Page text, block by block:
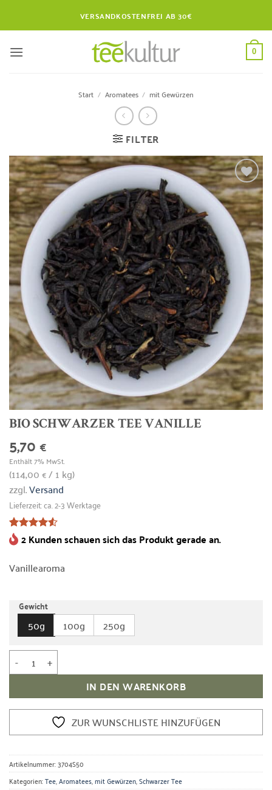
VERSANDKOSTENFREI AB 30€
0
Start / Aromatees / mit Gewürzen
FILTER
Zur
Wunschliste
hinzufügen
BIO SCHWARZER TEE VANILLE
5,70 €
Enthält 7% MwSt.
(114,00 €/ 1 kg)
zzgl.Versand
Lieferzeit: ca. 2-3 Werktage
Bewertet
mit 4.5
basierend
2 2 Kunden schauen sich das Produkt gerade an.
Vanillearoma
Gewicht
50g 100g 250g
Bio Schwarzer Tee Vanille Menge
IN DEN WARENKORB
ZUR WUNSCHLISTE HINZUFÜGEN
Artikelnummer:3704S50
Kategorien:Tee,Aromatees,mit Gewürzen,Schwarzer Tee